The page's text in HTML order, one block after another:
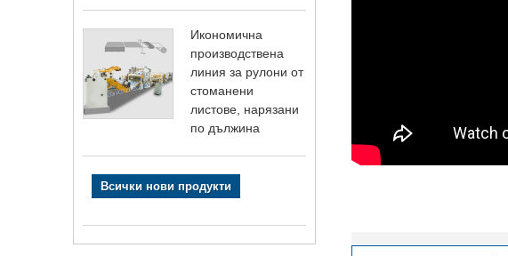
Икономична
производствена
линия за рулони от
стоманени
листове, нарязани
по дължина
Всички нови продукти